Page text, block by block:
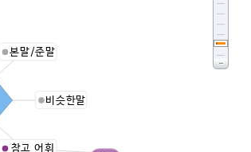
본말/준말
비슷한말
참고 어휘